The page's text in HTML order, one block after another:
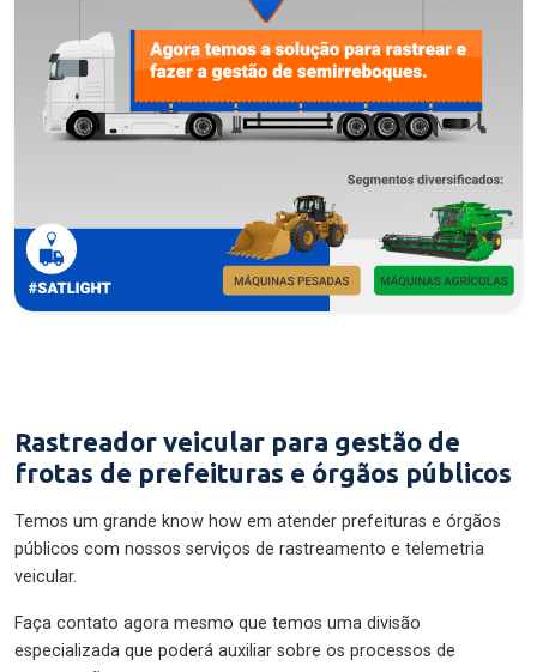
Rastreador veicular para gestão de
frotas de prefeituras e órgãos públicos
Temos um grande know how em atender prefeituras e órgãos
públicos com nossos serviços de rastreamento e telemetria
veicular.
Faça contato agora mesmo que temos uma divisão
especializada que poderá auxiliar sobre os processos de